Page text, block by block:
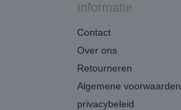
Informatie
Contact
Over ons
Retourneren
Algemene voorwaarden
privacybeleid